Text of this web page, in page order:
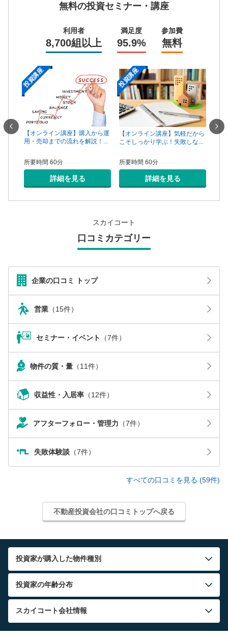
無料の投資セミナー・講座
利用者
8,700組以上
満足度
95.9%
参加費
無料
手は
投資講座
【オンライン講座】購入から運
用・売却までの流れを解説！...
所要時間 60分
詳細を見る
投資講座
【オンライン講座】気軽だから
こそしっかり学ぶ！失敗しな...
所要時間 60分
詳細を見る
【オ
スカイコート
口コミカテゴリー
企業の口コミ トップ
営業 （15件）
セミナー・イベント （7件）
物件の質・量 （11件）
収益性・入居率 （12件）
アフターフォロー・管理力 （7件）
失敗体験談 （7件）
すべての口コミを見る (59件)
不動産投資会社の口コミトップへ戻る
投資家が購入した物件種別
投資家の年齢分布
スカイコート会社情報